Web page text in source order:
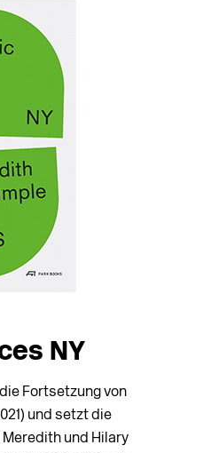
NY
Fortsetzung von
und setzt die
und Hilary